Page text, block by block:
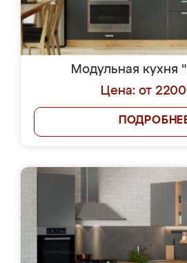
Модульная кухня
Цена: от